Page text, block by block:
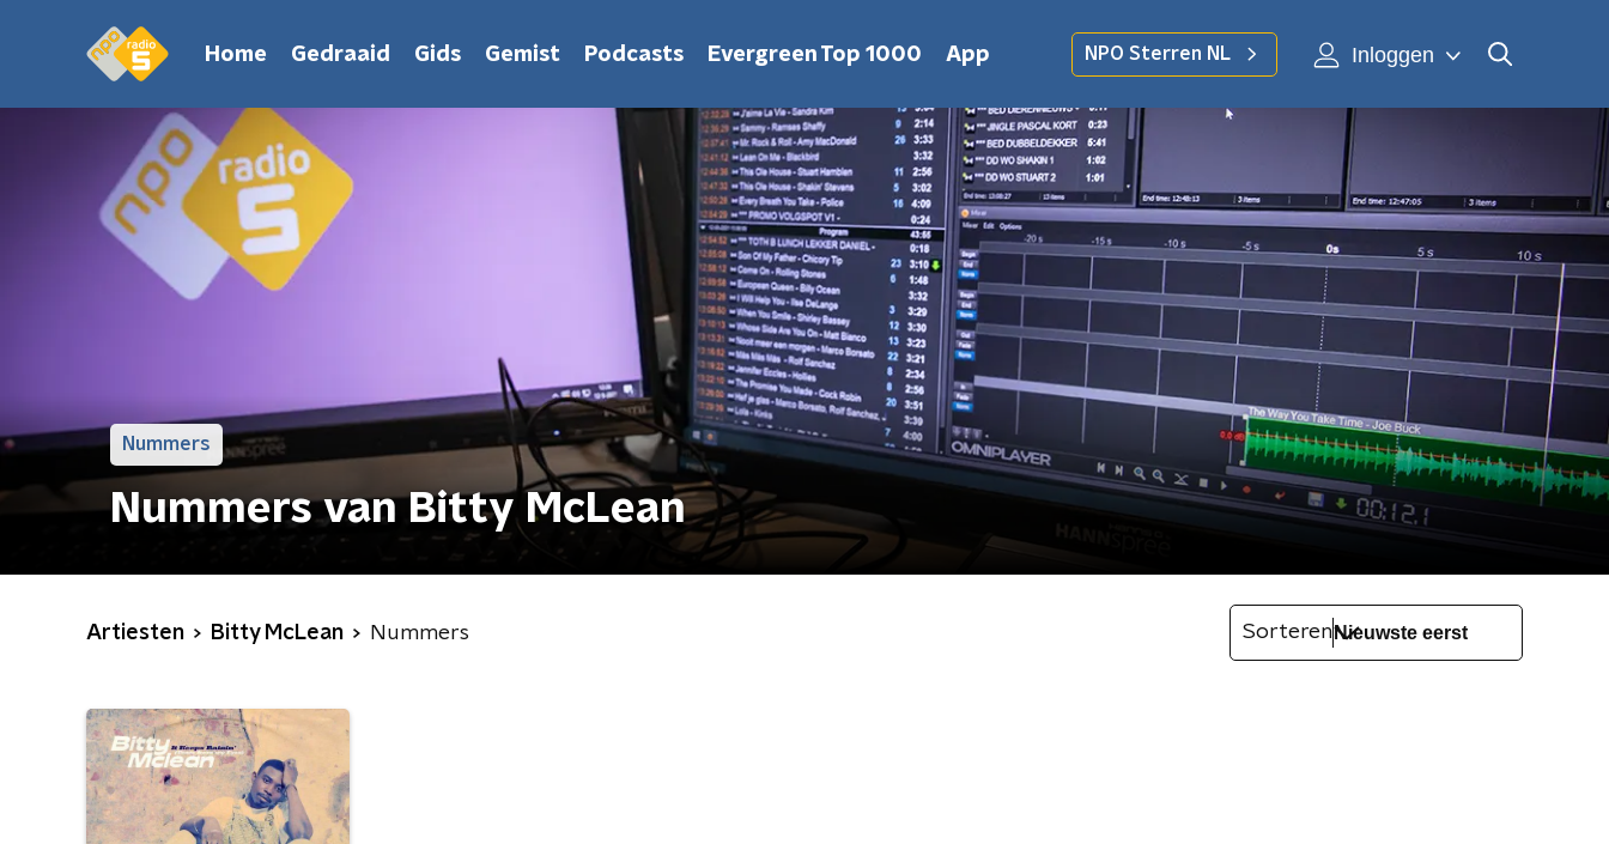
Home Gedraaid Gids Gemist Podcasts Evergreen Top 1000 App NPO Sterren NL Inloggen
Nummers
Nummers van Bitty McLean
Artiesten Bitty McLean Nummers Sorteren